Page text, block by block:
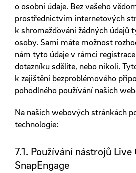
o osobní údaje. Bez vašeho
prostřednictvím internetových
k shromažďování žádných údajů
osoby. Sami máte možnost
nám tyto údaje v rámci
dotazníku sdělíte, nebo nikoli.
k zajištění bezproblémového
pohodlného používání našich
Na našich webových stránkách
technologie:
7.1. Používání nástrojů Live
SnapEngage